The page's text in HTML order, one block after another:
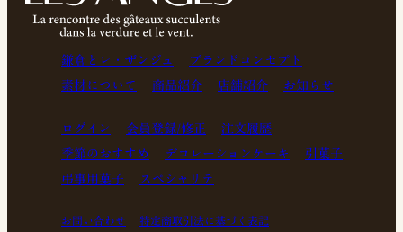
鎌倉とレ・ザンジュ
ブランドコンセプト
素材について
商品紹介 店舗紹介 お知らせ
ログイン 会員登録/修正
注文履歴
季節のおすすめ
デコレーションケーキ
引菓子
弔事用菓子
スペシャリテ
お問い合わせ
特定商取引法に基づく表記